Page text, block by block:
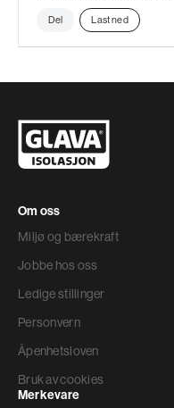
Del Last ned
Om oss
Miljø og bærekraft
Jobbe hos oss
Ledige stillinger
Personvern
Åpenhetsloven
Bruk av cookies
Merkevare